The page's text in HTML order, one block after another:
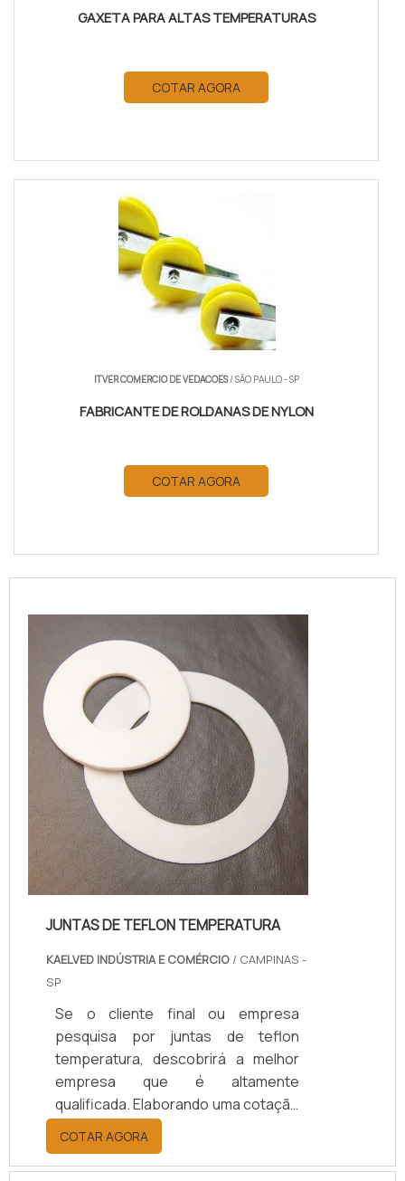
GAXETA PARA ALTAS TEMPERATURAS
COTAR AGORA
ITVER COMERCIO DE VEDACOES/ SÃO PAULO - SP
FABRICANTE DE ROLDANAS DE NYLON
COTAR AGORA
JUNTAS DE TEFLON TEMPERATURA
KAELVED INDÚSTRIA E COMÉRCIO / CAMPINAS -
SP
Se o cliente final ou empresa
pesquisa por juntas de teflon
temperatura, descobrirá a melhor
empresa que é altamente
qualificada. Elaborando uma cotação
por meio da plataforma e
descobrindo a melhor referência do
mercado.Sim, aqui é o lugar certo!
COTAR AGORA